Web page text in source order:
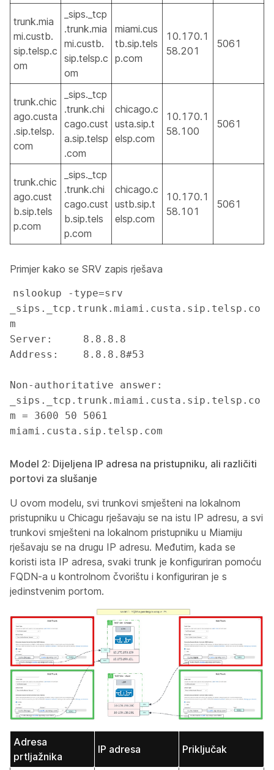
trunk.mia
mi.custb.
sip.telsp.c
om
_sips._tcp
.trunk.mia
mi.custb.
sip.telsp.c
om
miami.cus
tb.sip.tels
p.com
10.170.1
58.201
5061
trunk.chic
ago.custa
.sip.telsp.
com
_sips._tcp
.trunk.chi
cago.cust
a.sip.telsp
.com
chicago.c
usta.sip.t
elsp.com
10.170.1
58.100
5061
trunk.chic
ago.cust
b.sip.tels
p.com
_sips._tcp
.trunk.chi
cago.cust
b.sip.tels
p.com
chicago.c
ustb.sip.t
elsp.com
10.170.1
58.101
5061
Primjer kako se SRV zapis rješava
nslookup -type=srv
_sips._tcp.trunk.miami.custa.sip.telsp.co
m
Server:		8.8.8.8
Address:	8.8.8.8#53
Non-authoritative answer:
_sips._tcp.trunk.miami.custa.sip.telsp.co
m = 3600 50 5061
Model 2: Dijeljena IP adresa na pristupniku, ali različiti
portovi za slušanje
U ovom modelu, svi trunkovi smješteni na lokalnom
pristupniku u Chicagu rješavaju se na istu IP adresu, a svi
trunkovi smješteni na lokalnom pristupniku u Miamiju
rješavaju se na drugu IP adresu. Međutim, kada se
koristi ista IP adresa, svaki trunk je konfiguriran pomoću
FQDN-a u kontrolnom čvorištu i konfiguriran je s
jedinstvenim portom.
Adresa
prtljažnika
IP adresa Priključak